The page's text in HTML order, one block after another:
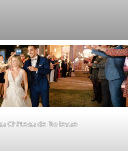
Château de Bellevue